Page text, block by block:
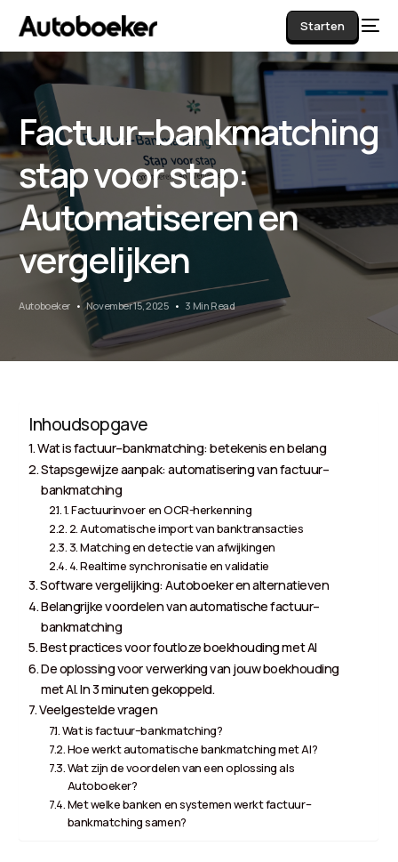
Starten
Factuur–bankmatching
stap voor stap:
Automatiseren en
vergelijken
Autoboeker November 15, 2025 3 Min Read
Inhoudsopgave
Wat is factuur–bankmatching: betekenis en belang
Stapsgewijze aanpak: automatisering van factuur–
bankmatching
1. Factuurinvoer en OCR-herkenning
2. Automatische import van banktransacties
3. Matching en detectie van afwijkingen
4. Realtime synchronisatie en validatie
Software vergelijking: Autoboeker en alternatieven
Belangrijke voordelen van automatische factuur–
bankmatching
Best practices voor foutloze boekhouding met AI
De oplossing voor verwerking van jouw boekhouding
met AI. In 3 minuten gekoppeld.
Veelgestelde vragen
Wat is factuur–bankmatching?
Hoe werkt automatische bankmatching met AI?
Wat zijn de voordelen van een oplossing als
Autoboeker?
Met welke banken en systemen werkt factuur–
bankmatching samen?